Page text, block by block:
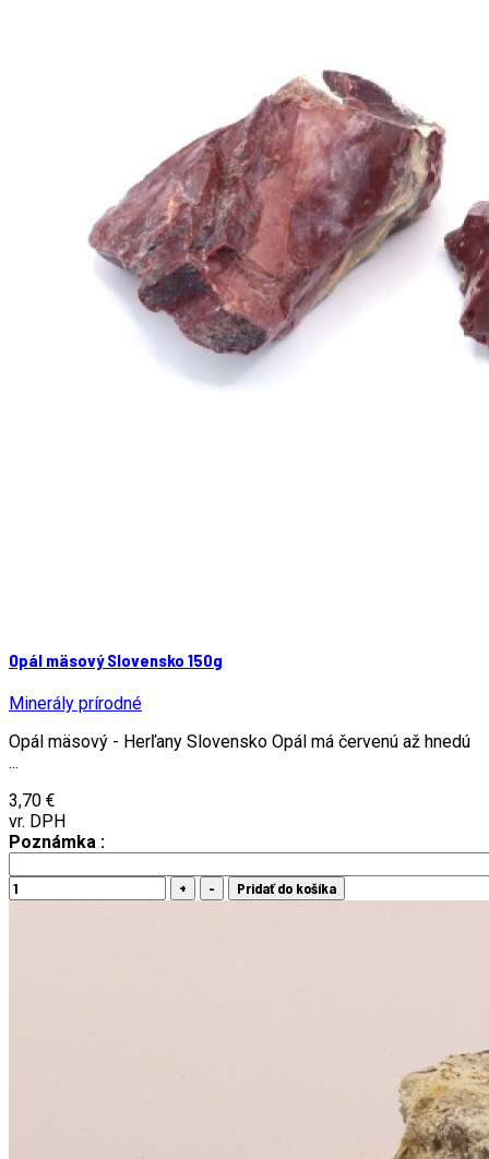
Opál mäsový Slovensko 150g
Minerály prírodné
Opál mäsový - Herľany Slovensko Opál má červenú až hnedú
...
3,70 €
vr. DPH
Poznámka :